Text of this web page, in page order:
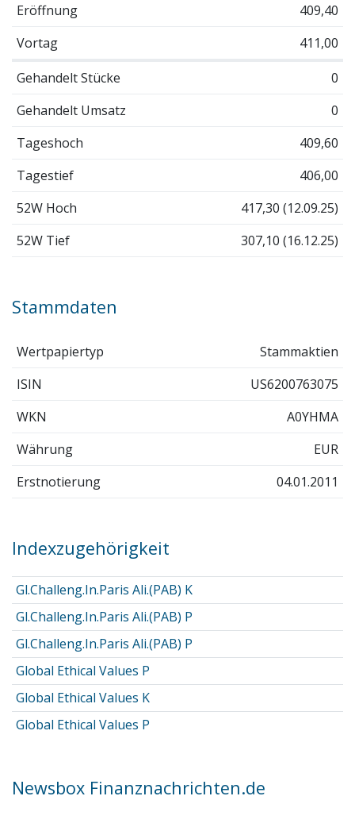
Eröffnung
409,40
Vortag
411,00
Gehandelt Stücke
0
Gehandelt Umsatz
0
Tageshoch
409,60
Tagestief
406,00
52W Hoch
417,30 (12.09.25)
52W Tief
307,10 (16.12.25)
Stammdaten
Wertpapiertyp
Stammaktien
ISIN
US6200763075
WKN
A0YHMA
Währung
EUR
Erstnotierung
04.01.2011
Indexzugehörigkeit
Gl.Challeng.In.Paris Ali.(PAB) K
Gl.Challeng.In.Paris Ali.(PAB) P
Gl.Challeng.In.Paris Ali.(PAB) P
Global Ethical Values P
Global Ethical Values K
Global Ethical Values P
Newsbox Finanznachrichten.de